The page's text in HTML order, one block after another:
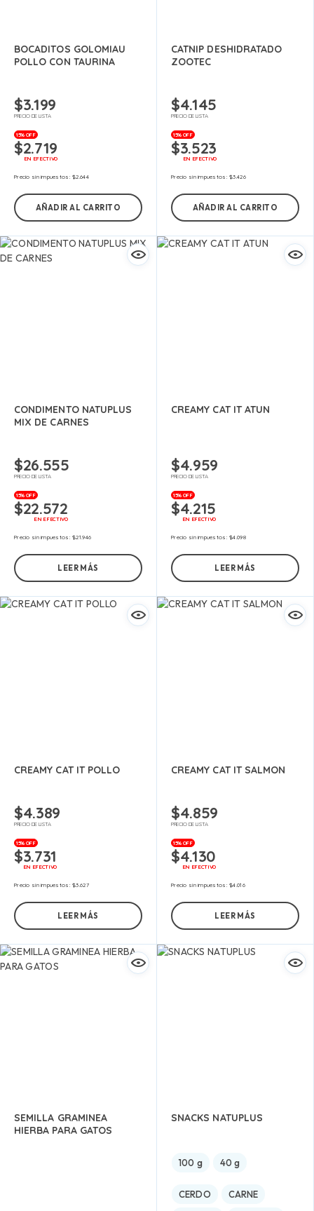
BOCADITOS GOLOMIAU
POLLO CON TAURINA
$3.199
PRECIO DE LISTA
15% OFF
$2.719
EN EFECTIVO
Precio sin impuestos:$2.644
AÑADIR AL CARRITO
CATNIP DESHIDRATADO
ZOOTEC
$4.145
PRECIO DE LISTA
15% OFF
$3.523
EN EFECTIVO
Precio sin impuestos:$3.426
AÑADIR AL CARRITO
CONDIMENTO NATUPLUS
MIX DE CARNES
$26.555
PRECIO DE LISTA
15% OFF
$22.572
EN EFECTIVO
Precio sin impuestos:$21.946
LEER MÁS
CREAMY CAT IT ATUN
$4.959
PRECIO DE LISTA
15% OFF
$4.215
EN EFECTIVO
Precio sin impuestos:$4.098
LEER MÁS
CREAMY CAT IT POLLO
$4.389
PRECIO DE LISTA
15% OFF
$3.731
EN EFECTIVO
Precio sin impuestos:$3.627
LEER MÁS
CREAMY CAT IT SALMON
$4.859
PRECIO DE LISTA
15% OFF
$4.130
EN EFECTIVO
Precio sin impuestos:$4.016
LEER MÁS
SEMILLA GRAMINEA
HIERBA PARA GATOS
SNACKS NATUPLUS
100 g 40 g
CERDO CARNE